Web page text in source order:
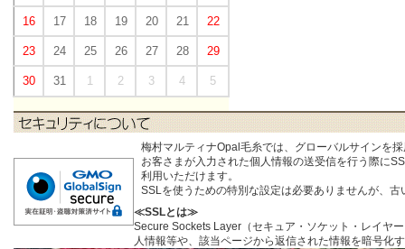
16 17 18 19 20 21 22
23 24 25 26 27 28 29
30 31 1 2 3 4 5
梅村マルティナOpal毛糸では、グローバルサインを
お客さまが入力された個人情報の送受信を行う際に
利用いただけます。
SSLを使うための特別な設定は必要ありませんが、
≪SSLとは≫
Secure Sockets Layer（セキュア・ソケット・レイヤ
人情報等や、該当ページから返信された情報を暗号化